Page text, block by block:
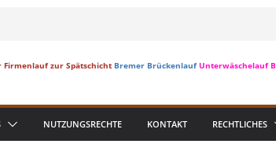
Firmenlauf zur Spätschicht Bremer Brückenlauf Unterwäschelauf
NUTZUNGSRECHTE KONTAKT RECHTLICHES